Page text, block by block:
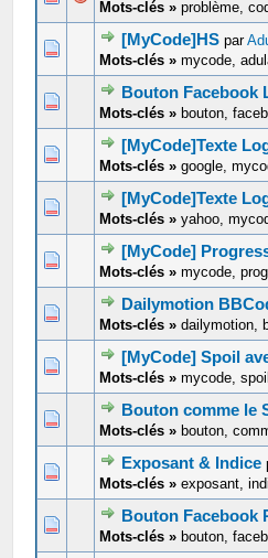
Mots-clés »problème,
[MyCode]HS par
Mots-clés »mycode,
0 Votes - 0 sur 5 en
12 345
Bouton Facebook
Mots-clés » bouton,
0 Votes - 0 sur 5 en
12345
[MyCode]Texte
Mots-clés »google,
0 Votes - 0 sur 5 en
1234 5
[MyCode]Texte
Mots-clés »yahoo,
0 Votes - 0 sur 5 en
1234 5
[MyCode]
Mots-clés »mycode,
0 Votes - 0 sur 5 en
1 2345
Dailymotion
Mots-clés »dailymotion,
0 Votes - 0 sur 5 en
12345
[MyCode] Spoil
Mots-clés »mycode,
0 Votes - 0 sur 5 en
12345
Bouton comme le
Mots-clés » bouton,
0 Votes - 0 sur 5 en
1234 5
Exposant & Indice
Mots-clés »exposant,
0 Votes - 0 sur 5 en
1 2345
Bouton Facebook
Mots-clés » bouton,
0 Votes - 0 sur 5 en
12345